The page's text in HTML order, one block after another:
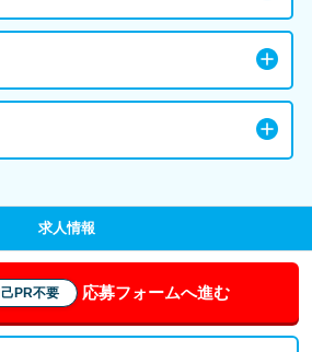
求人情報
PR不要 応募フォームへ進む